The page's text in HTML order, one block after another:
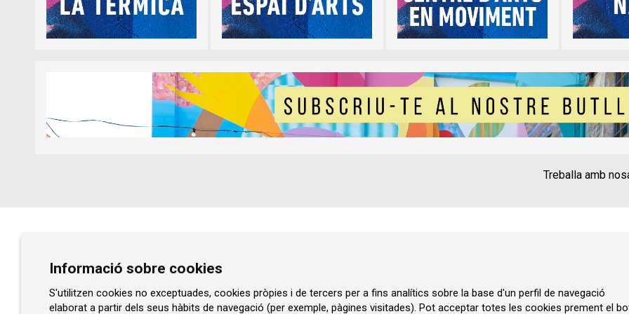
Treballa amb
08401 Granollers
93 860 47 29
info@rocaumbert.cat
Informació sobre cookies
S'utilitzen cookies no exceptuades, cookies pròpies i de tercers per a fins analítics sobre la base d'un perfil de navegació
elaborat a partir dels seus hàbits de navegació (per exemple, pàgines visitades). Pot acceptar totes les cookies prement el